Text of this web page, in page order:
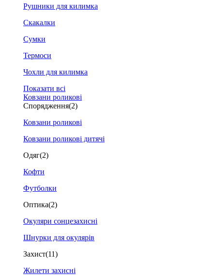
Рушники для килимка
Скакалки
Сумки
Термоси
Чохли для килимка
Показати всі
Ковзани роликові
Спорядження(2)
Ковзани роликові
Ковзани роликові дитячі
Одяг(2)
Кофти
Футболки
Оптика(2)
Окуляри сонцезахисні
Шнурки для окулярів
Захист(11)
Жилети захисні